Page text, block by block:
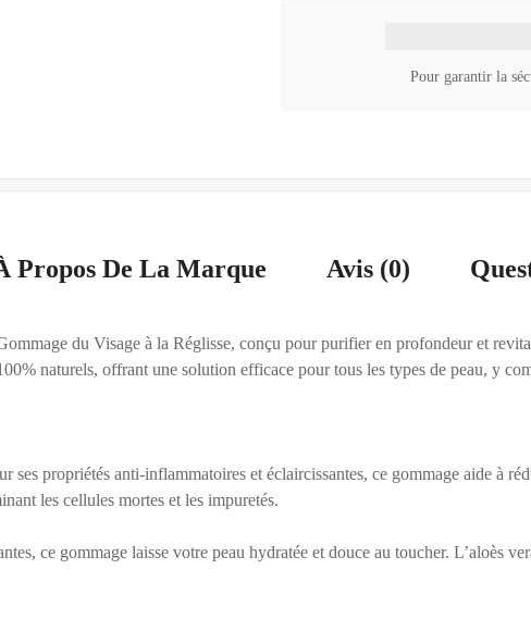
Pour garantir la
Propos De La Marque Avis (0)
du Visage à la Réglisse, conçu pour purifier en profondeur et
naturels, offrant une solution efficace pour tous les types de peau, y
propriétés anti-inflammatoires et éclaircissantes, ce gommage aide à
les cellules mortes et les impuretés.
ce gommage laisse votre peau hydratée et douce au toucher. L’aloès